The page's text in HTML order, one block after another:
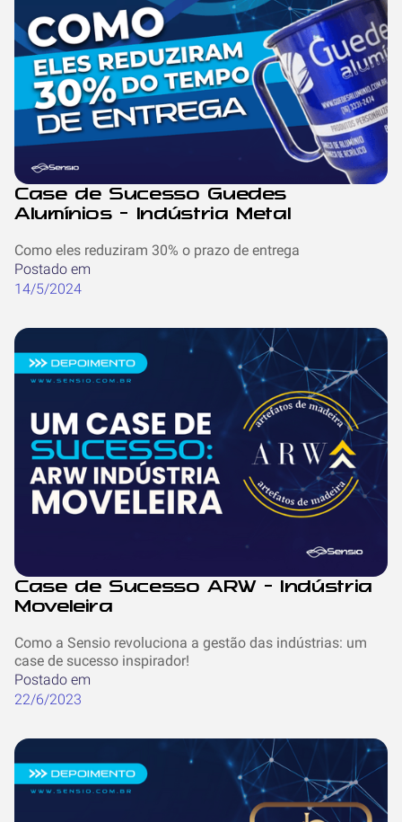
Case de Sucesso Guedes
Alumínios - Indústria Metal
Como eles reduziram 30% o prazo de entrega
Postado em
14/5/2024
Case de Sucesso ARW - Indústria
Moveleira
Como a Sensio revoluciona a gestão das indústrias: um
case de sucesso inspirador!
Postado em
22/6/2023